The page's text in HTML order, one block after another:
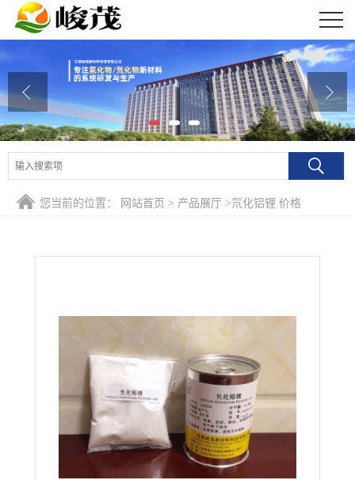
公司介绍
公司动态
产品展厅
证书荣誉
您当前的位置： 网站首页 > 产品展厅 >氘化铝锂 价格